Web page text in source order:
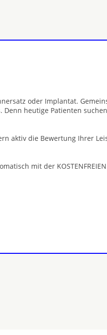
oder Implantat.
Denn heutige Patienten
aktiv die Bewertung Ihrer
mit der